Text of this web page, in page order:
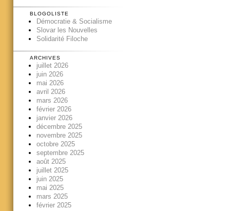
BLOGOLISTE
Démocratie & Socialisme
Slovar les Nouvelles
Solidarité Filoche
ARCHIVES
juillet 2026
juin 2026
mai 2026
avril 2026
mars 2026
février 2026
janvier 2026
décembre 2025
novembre 2025
octobre 2025
septembre 2025
août 2025
juillet 2025
juin 2025
mai 2025
mars 2025
février 2025